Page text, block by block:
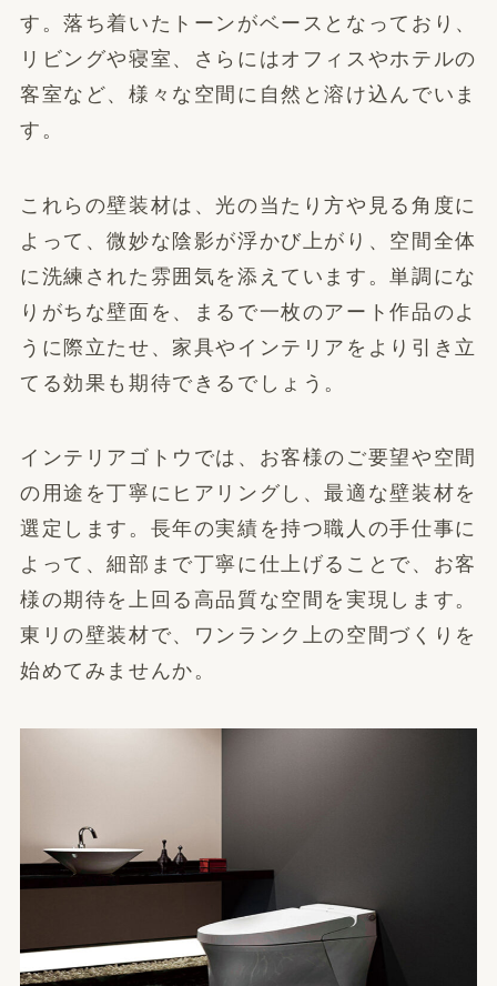
す。落ち着いたトーンがベースとなっており、
リビングや寝室、さらにはオフィスやホテルの
客室など、様々な空間に自然と溶け込んでいま
す。
これらの壁装材は、光の当たり方や見る角度に
よって、微妙な陰影が浮かび上がり、空間全体
に洗練された雰囲気を添えています。単調にな
りがちな壁面を、まるで一枚のアート作品のよ
うに際立たせ、家具やインテリアをより引き立
てる効果も期待できるでしょう。
インテリアゴトウでは、お客様のご要望や空間
の用途を丁寧にヒアリングし、最適な壁装材を
選定します。長年の実績を持つ職人の手仕事に
よって、細部まで丁寧に仕上げることで、お客
様の期待を上回る高品質な空間を実現します。
東リの壁装材で、ワンランク上の空間づくりを
始めてみませんか。